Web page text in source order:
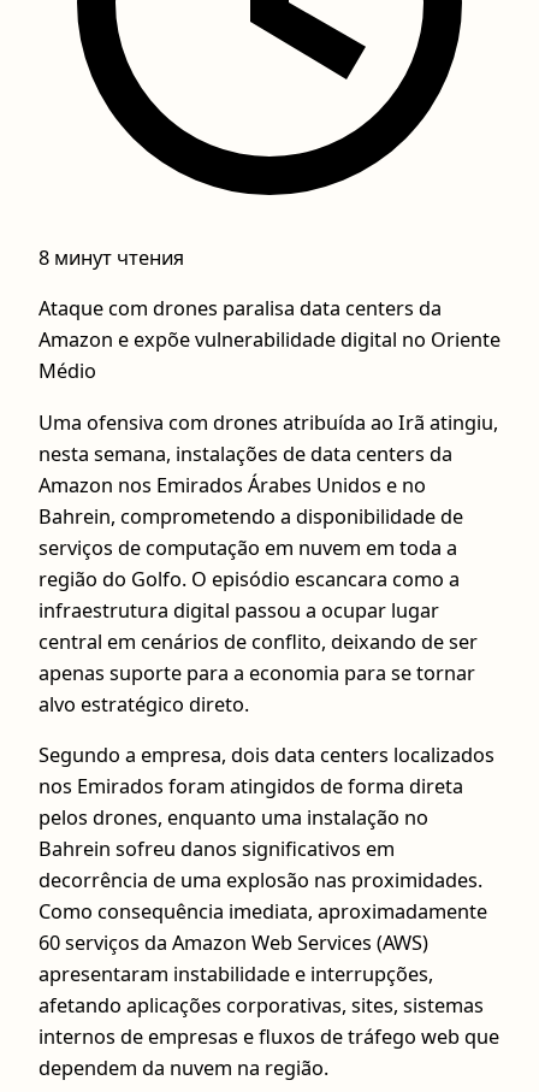
8 минут чтения
Ataque com drones paralisa data centers da
Amazon e expõe vulnerabilidade digital no Oriente
Médio
Uma ofensiva com drones atribuída ao Irã atingiu,
nesta semana, instalações de data centers da
Amazon nos Emirados Árabes Unidos e no
Bahrein, comprometendo a disponibilidade de
serviços de computação em nuvem em toda a
região do Golfo. O episódio escancara como a
infraestrutura digital passou a ocupar lugar
central em cenários de conflito, deixando de ser
apenas suporte para a economia para se tornar
alvo estratégico direto.
Segundo a empresa, dois data centers localizados
nos Emirados foram atingidos de forma direta
pelos drones, enquanto uma instalação no
Bahrein sofreu danos significativos em
decorrência de uma explosão nas proximidades.
Como consequência imediata, aproximadamente
60 serviços da Amazon Web Services (AWS)
apresentaram instabilidade e interrupções,
afetando aplicações corporativas, sites, sistemas
internos de empresas e fluxos de tráfego web que
dependem da nuvem na região.